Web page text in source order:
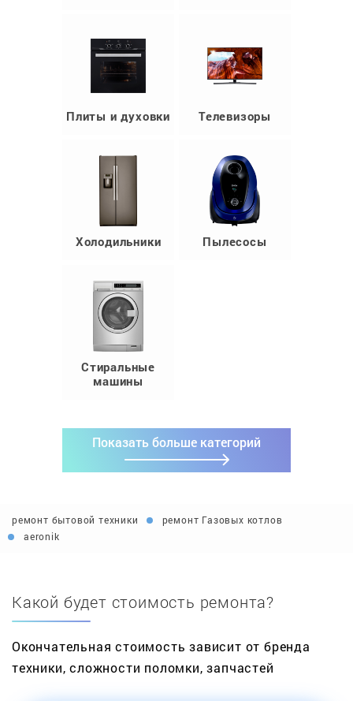
Плиты и духовки Телевизоры
Холодильники Пылесосы
Стиральные
машины
Показать больше категорий
ремонт бытовой техники
ремонт Газовых котлов
aeronik
Какой будет стоимость ремонта?
Окончательная стоимость зависит от бренда
техники, сложности поломки, запчастей